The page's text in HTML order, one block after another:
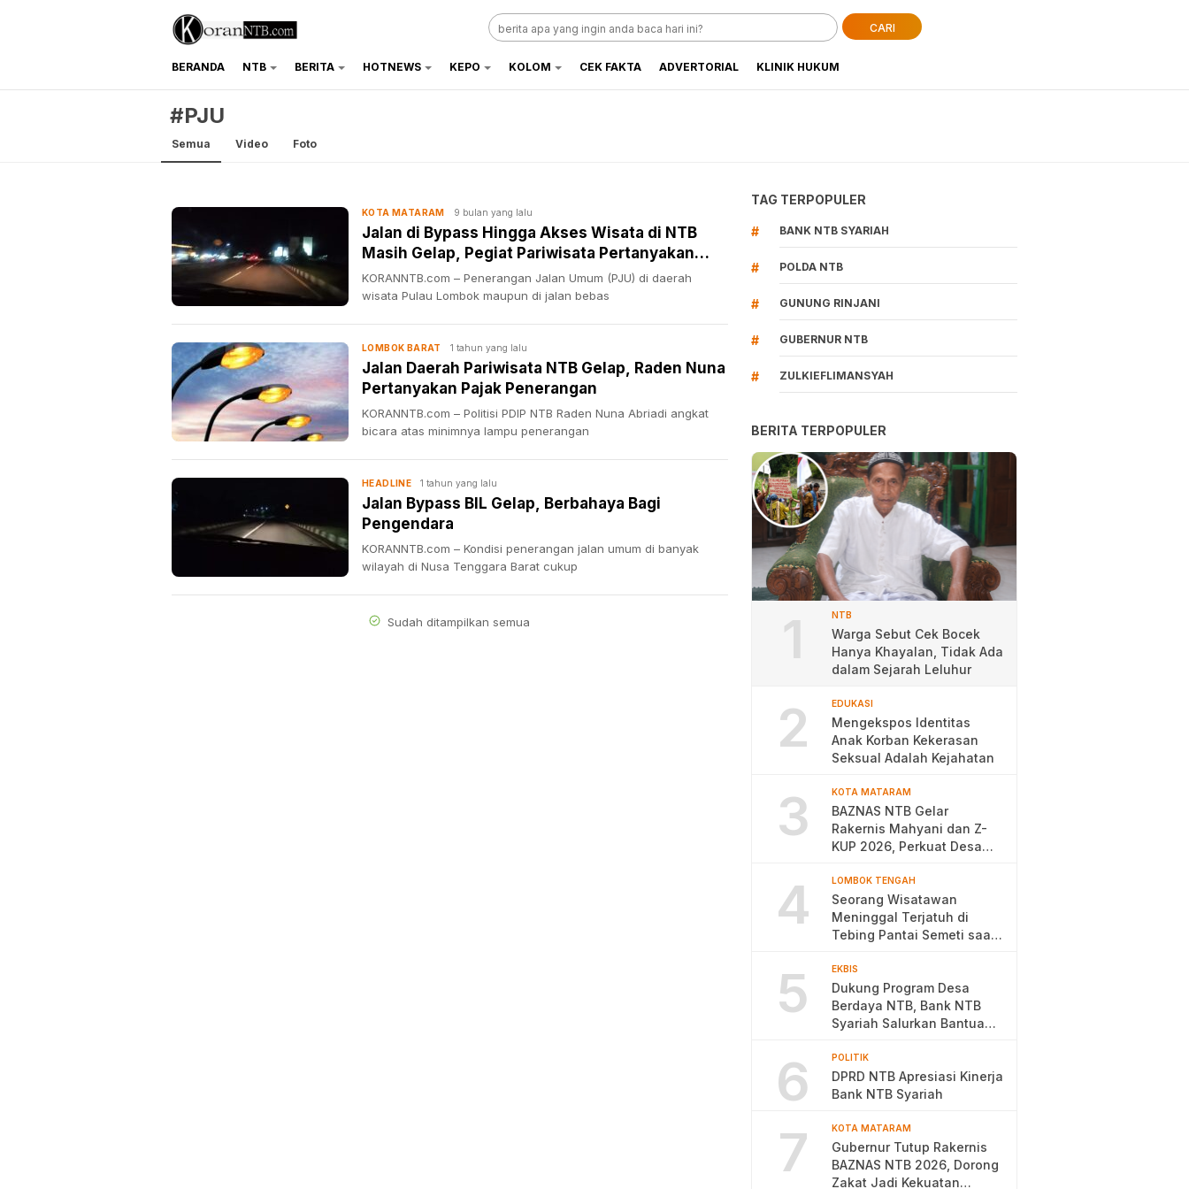
koranntb.com
CARI
BERANDA NTB BERITA HOTNEWS KEPO KOLOM CEK FAKTA ADVERTORIAL KLINIK HUKUM
#PJU
Semua Video Foto
KOTA MATARAM 9 bulan yang lalu
Jalan di Bypass Hingga Akses Wisata di NTB
Masih Gelap, Pegiat Pariwisata Pertanyakan
Proyek PJU
KORANNTB.com – Penerangan Jalan Umum (PJU) di daerah
wisata Pulau Lombok maupun di jalan bebas
LOMBOK BARAT 1 tahun yang lalu
Jalan Daerah Pariwisata NTB Gelap, Raden Nuna
Pertanyakan Pajak Penerangan
KORANNTB.com – Politisi PDIP NTB Raden Nuna Abriadi angkat
bicara atas minimnya lampu penerangan
HEADLINE 1 tahun yang lalu
Jalan Bypass BIL Gelap, Berbahaya Bagi
Pengendara
KORANNTB.com – Kondisi penerangan jalan umum di banyak
wilayah di Nusa Tenggara Barat cukup
Sudah ditampilkan semua
TAG TERPOPULER
# BANK NTB SYARIAH
# POLDA NTB
# GUNUNG RINJANI
# GUBERNUR NTB
# ZULKIEFLIMANSYAH
BERITA TERPOPULER
1 NTB
Warga Sebut Cek Bocek
Hanya Khayalan, Tidak Ada
dalam Sejarah Leluhur
2 EDUKASI
Mengekspos Identitas
Anak Korban Kekerasan
Seksual Adalah Kejahatan
3 KOTA MATARAM
BAZNAS NTB Gelar
Rakernis Mahyani dan Z-
KUP 2026, Perkuat Desa
4 LOMBOK TENGAH
Seorang Wisatawan
Meninggal Terjatuh di
Tebing Pantai Semeti saat
5 EKBIS
Dukung Program Desa
Berdaya NTB, Bank NTB
Syariah Salurkan Bantuan
6 POLITIK
DPRD NTB Apresiasi Kinerja
Bank NTB Syariah
7 KOTA MATARAM
Gubernur Tutup Rakernis
BAZNAS NTB 2026, Dorong
Zakat Jadi Kekuatan